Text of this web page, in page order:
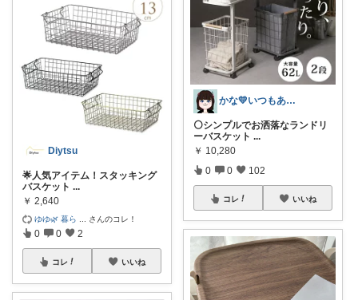
Diytsu
🌟人気アイテム！スタッキング
バスケット ...
￥ 2,640
ゆゆ🌿 暮ら さんのコレ！
0 0 2
コレ いいね
かな💛いつもありがとうございます
⚪️シンプルでお洒落なランドリ
ーバスケット ...
￥ 10,280
0 0 102
コレ いいね